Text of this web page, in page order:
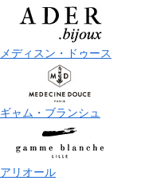
メディスン・ドゥース
ギャム・ブランシュ
アリオール